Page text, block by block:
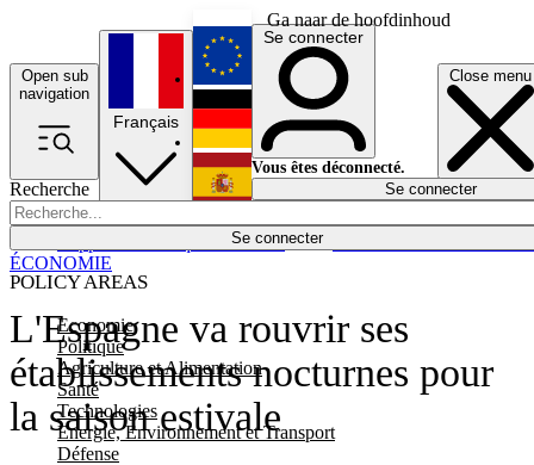
Ga naar de hoofdinhoud
Open sub
navigation
Close menu
Recherche
Se connecter
POLICY AREAS
Economie
Politique
Agriculture et Alimentation
Santé
Technologies
Energie, Environnement et Transport
Défense
Économie
Français
English
Deutsch
Español
Se connecter
Vous êtes déconnecté.
Se connecter
L'Espagne va rouvrir ses
établissements nocturnes pour
la saison estivale
ÉCONOMIE